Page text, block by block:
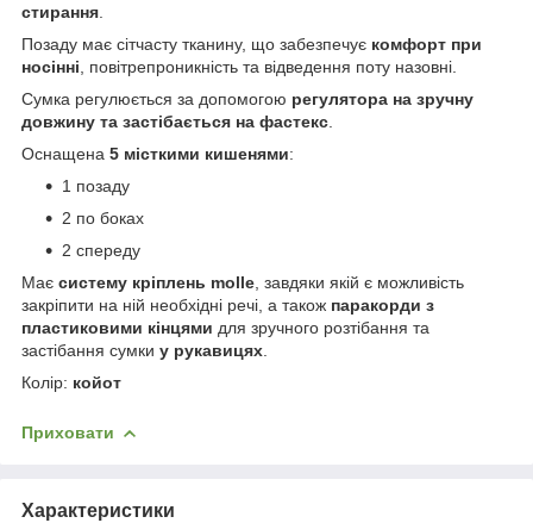
стирання
Позаду має сітчасту тканину, що забезпечує комфорт при
носінні , повітрепроникність та відведення поту назовні.
Сумка регулюється за допомогою регулятора на зручну
довжину та застібається на фастекс
Оснащена 5 місткими кишенями:
1 позаду
2 по боках
2 спереду
Має систему кріплень molle , завдяки якій є можливість
закріпити на ній необхідні речі, а також паракорди з
пластиковими кінцями для зручного розтібання та
застібання сумки у рукавицях
Колір: койот
Приховати
Характеристики